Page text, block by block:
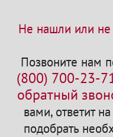
Не нашли или
Позвоните нам
(800) 700-23-
обратный
вами, ответит
подобрать